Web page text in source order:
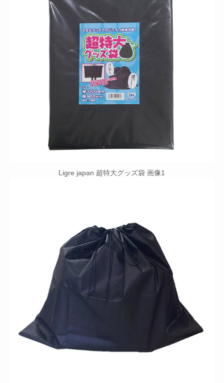
Ligre japan 超特大グッズ袋 画像1